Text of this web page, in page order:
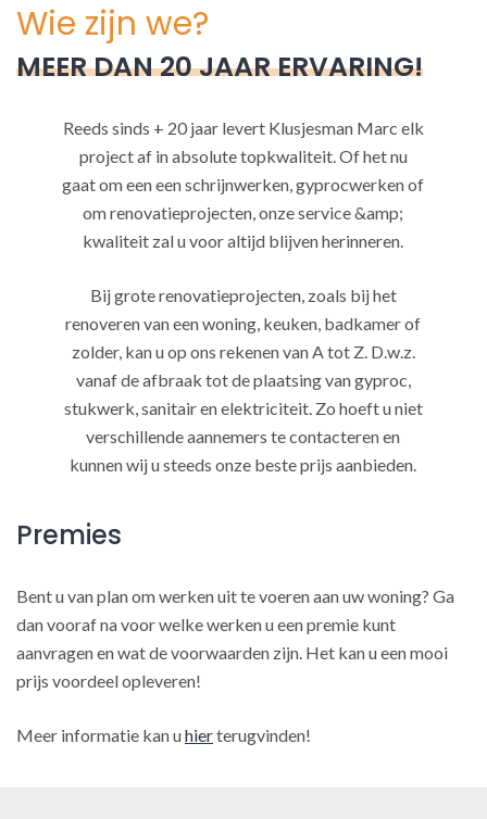
Wie zijn we?
MEER DAN 20 JAAR ERVARING!
Reeds sinds + 20 jaar levert Klusjesman Marc elk
project af in absolute topkwaliteit. Of het nu
gaat om een een schrijnwerken, gyprocwerken of
om renovatieprojecten, onze service &amp;
kwaliteit zal u voor altijd blijven herinneren.
Bij grote renovatieprojecten, zoals bij het
renoveren van een woning, keuken, badkamer of
zolder, kan u op ons rekenen van A tot Z. D.w.z.
vanaf de afbraak tot de plaatsing van gyproc,
stukwerk, sanitair en elektriciteit. Zo hoeft u niet
verschillende aannemers te contacteren en
kunnen wij u steeds onze beste prijs aanbieden.
Premies
Bent u van plan om werken uit te voeren aan uw woning? Ga
dan vooraf na voor welke werken u een premie kunt
aanvragen en wat de voorwaarden zijn. Het kan u een mooi
prijs voordeel opleveren!
Meer informatie kan uhierterugvinden!